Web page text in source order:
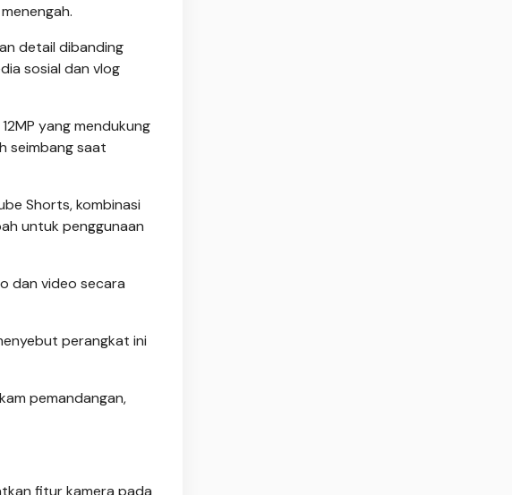
detail dibanding
sosial dan vlog
yang mendukung
seimbang saat
Shorts, kombinasi
untuk penggunaan
dan video secara
perangkat ini
pemandangan,
fitur kamera pada